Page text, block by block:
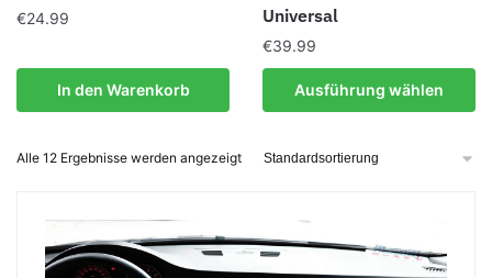
€24.99
In den Warenkorb
Universal
€39.99
Ausführung wählen
Dieses
Produkt
mehrere
Die
Optionen
Alle 12 Ergebnisse werden angezeigt